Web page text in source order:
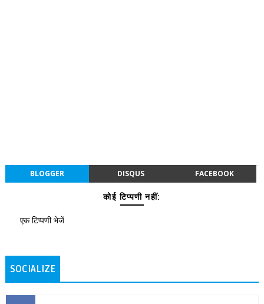
BLOGGER DISQUS FACEBOOK
कोई टिप्पणी नहीं:
एक टिप्पणी भेजें
SOCIALIZE